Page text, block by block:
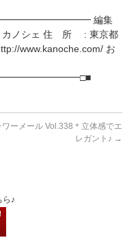
編集
ノシェ 住 所 : 東京都
www.kanoche.com/ お
ワーメール Vol.338＊立体感でエ
レガント♪ →
ら♪